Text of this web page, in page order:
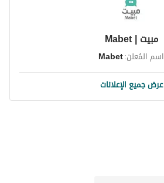
مبيت | Mabet
اسم المُعلن:Mabet
عرض جميع الإعلانات